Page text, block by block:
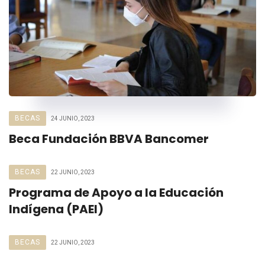
BECAS 24 JUNIO, 2023
Beca Fundación BBVA Bancomer
BECAS 22 JUNIO, 2023
Programa de Apoyo a la Educación
Indígena (PAEI)
BECAS 22 JUNIO, 2023